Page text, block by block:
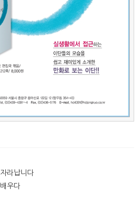
라납니다
우다